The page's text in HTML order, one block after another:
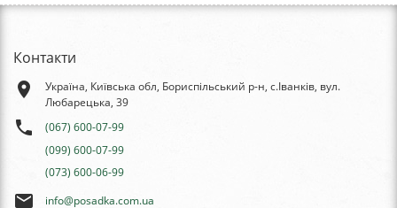
Контакти
place
Україна, Київська обл, Бориспільський р-н, с.Іванків, вул.
Любарецька, 39
phone
(067) 600-07-99
(099) 600-07-99
(073) 600-06-99
email info@posadka.com.ua